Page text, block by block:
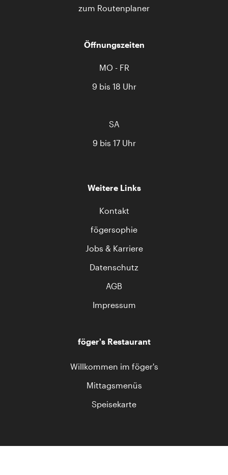
zum Routenplaner
Öffnungszeiten
MO - FR
9 bis 18 Uhr
SA
9 bis 17 Uhr
Weitere Links
Kontakt
fögersophie
Jobs & Karriere
Datenschutz
AGB
Impressum
föger's Restaurant
Willkommen im föger's
Mittagsmenüs
Speisekarte